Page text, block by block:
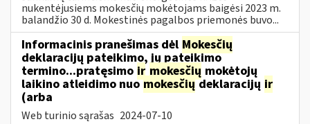
nukentėjusiems mokesčių mokėtojams baigėsi 2023 m.
balandžio 30 d. Mokestinės pagalbos priemonės buvo...
Informacinis pranešimas dėl Mokesčių
deklaracijų pateikimo, jų pateikimo
termino...pratęsimo ir mokesčių mokėtojų
laikino atleidimo nuomokesčiųdeklaracijų ir
(arba
Web turinio sąrašas 2024-07-10